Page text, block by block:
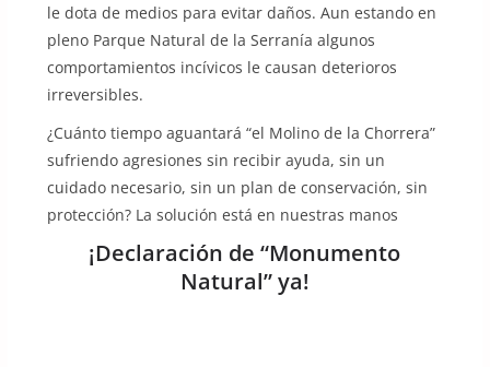
le dota de medios para evitar daños. Aun estando en
pleno Parque Natural de la Serranía algunos
comportamientos incívicos le causan deterioros
irreversibles.
¿Cuánto tiempo aguantará “el Molino de la Chorrera”
sufriendo agresiones sin recibir ayuda, sin un
cuidado necesario, sin un plan de conservación, sin
protección? La solución está en nuestras manos
¡Declaración de “Monumento
Natural” ya!